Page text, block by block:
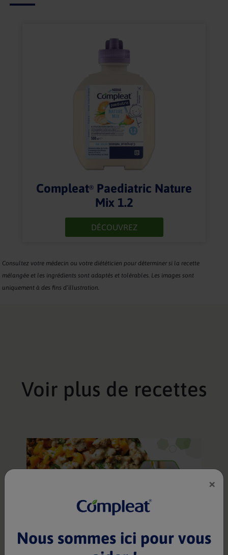
Compleat® Paediatric Nature
Mix 1.2
DÉCOUVREZ
Consultez votre médecin ou votre diététicien pour déterminer si la recette
mélangée et les ingrédients sont adaptés et tolérables. Les images sont
uniquement à des fins d’illustration.
Voir plus de recettes
Compleat® Paediatric Nature Mix 1.2
×
Nous sommes ici pour vous